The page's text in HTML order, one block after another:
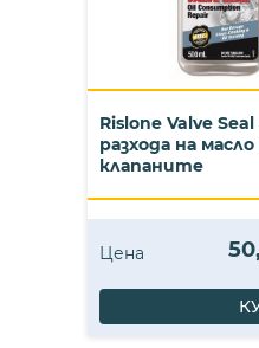
Rislone Valve
разхода на
клапаните
Цена